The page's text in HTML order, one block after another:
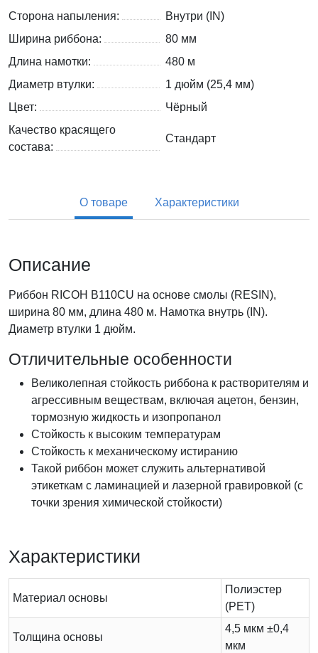
Сторона напыления:
Внутри (IN)
Ширина риббона:
80 мм
Длина намотки:
480 м
Диаметр втулки:
1 дюйм (25,4 мм)
Цвет:
Чёрный
Качество красящего
состава:
Стандарт
О товаре Характеристики
Описание
Риббон RICOH B110CU на основе смолы (RESIN),
ширина 80 мм, длина 480 м. Намотка внутрь (IN).
Диаметр втулки 1 дюйм.
Отличительные особенности
Великолепная стойкость риббона к растворителям и
агрессивным веществам, включая ацетон, бензин,
тормозную жидкость и изопропанол
Стойкость к высоким температурам
Стойкость к механическому истиранию
Такой риббон может служить альтернативой
этикеткам с ламинацией и лазерной гравировкой (с
точки зрения химической стойкости)
Характеристики
Материал основы
Полиэстер
(PET)
Толщина основы
4,5 мкм ±0,4
мкм